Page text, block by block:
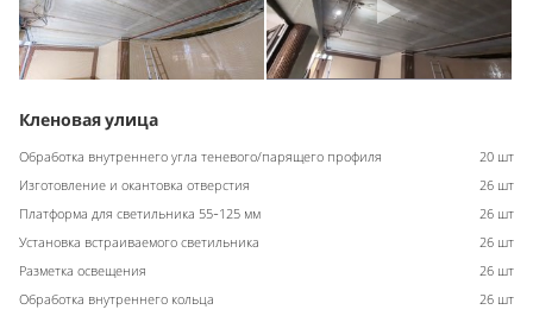
Кленовая улица
Обработка внутреннего угла теневого/парящего профиля
20 шт
Изготовление и окантовка отверстия
26 шт
Платформа для светильника 55-125 мм
26 шт
Установка встраиваемого светильника
26 шт
Разметка освещения
26 шт
Обработка внутреннего кольца
26 шт